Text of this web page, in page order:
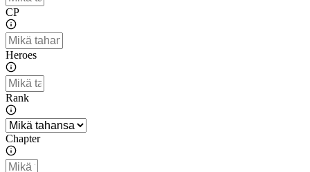
CP
Heroes
Rank
Chapter